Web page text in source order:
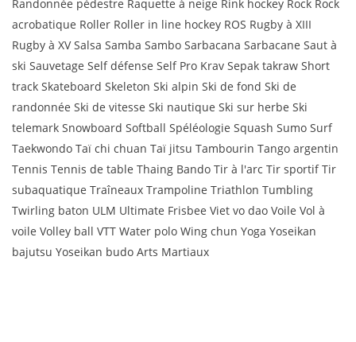
Randonnée pédestre Raquette à neige Rink hockey Rock Rock
acrobatique Roller Roller in line hockey ROS Rugby à XIII
Rugby à XV Salsa Samba Sambo Sarbacana Sarbacane Saut à
ski Sauvetage Self défense Self Pro Krav Sepak takraw Short
track Skateboard Skeleton Ski alpin Ski de fond Ski de
randonnée Ski de vitesse Ski nautique Ski sur herbe Ski
telemark Snowboard Softball Spéléologie Squash Sumo Surf
Taekwondo Taï chi chuan Taï jitsu Tambourin Tango argentin
Tennis Tennis de table Thaing Bando Tir à l'arc Tir sportif Tir
subaquatique Traîneaux Trampoline Triathlon Tumbling
Twirling baton ULM Ultimate Frisbee Viet vo dao Voile Vol à
voile Volley ball VTT Water polo Wing chun Yoga Yoseikan
bajutsu Yoseikan budo Arts Martiaux